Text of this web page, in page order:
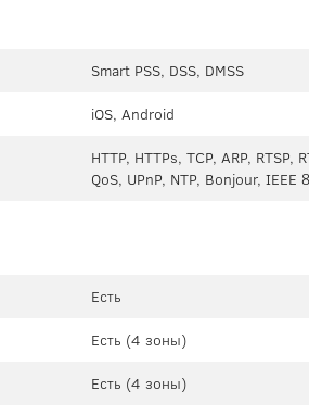
Smart PSS, DSS, DMSS
iOS, Android
HTTP, HTTPs, TCP, ARP, RTSP,
QoS, UPnP, NTP, Bonjour,
Есть
Есть (4 зоны)
Есть (4 зоны)